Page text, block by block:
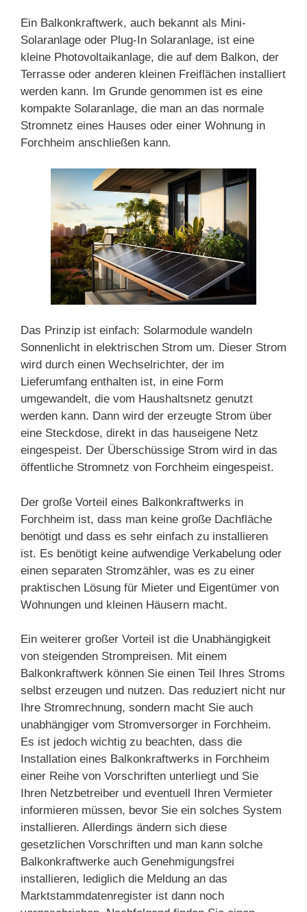
Ein Balkonkraftwerk, auch bekannt als Mini-
Solaranlage oder Plug-In Solaranlage, ist eine
kleine Photovoltaikanlage, die auf dem Balkon, der
Terrasse oder anderen kleinen Freiflächen installiert
werden kann. Im Grunde genommen ist es eine
kompakte Solaranlage, die man an das normale
Stromnetz eines Hauses oder einer Wohnung in
Forchheim anschließen kann.
Das Prinzip ist einfach: Solarmodule wandeln
Sonnenlicht in elektrischen Strom um. Dieser Strom
wird durch einen Wechselrichter, der im
Lieferumfang enthalten ist, in eine Form
umgewandelt, die vom Haushaltsnetz genutzt
werden kann. Dann wird der erzeugte Strom über
eine Steckdose, direkt in das hauseigene Netz
eingespeist. Der Überschüssige Strom wird in das
öffentliche Stromnetz von Forchheim eingespeist.
Der große Vorteil eines Balkonkraftwerks in
Forchheim ist, dass man keine große Dachfläche
benötigt und dass es sehr einfach zu installieren
ist. Es benötigt keine aufwendige Verkabelung oder
einen separaten Stromzähler, was es zu einer
praktischen Lösung für Mieter und Eigentümer von
Wohnungen und kleinen Häusern macht.
Ein weiterer großer Vorteil ist die Unabhängigkeit
von steigenden Strompreisen. Mit einem
Balkonkraftwerk können Sie einen Teil Ihres Stroms
selbst erzeugen und nutzen. Das reduziert nicht nur
Ihre Stromrechnung, sondern macht Sie auch
unabhängiger vom Stromversorger in Forchheim.
Es ist jedoch wichtig zu beachten, dass die
Installation eines Balkonkraftwerks in Forchheim
einer Reihe von Vorschriften unterliegt und Sie
Ihren Netzbetreiber und eventuell Ihren Vermieter
informieren müssen, bevor Sie ein solches System
installieren. Allerdings ändern sich diese
gesetzlichen Vorschriften und man kann solche
Balkonkraftwerke auch Genehmigungsfrei
installieren, lediglich die Meldung an das
Marktstammdatenregister ist dann noch